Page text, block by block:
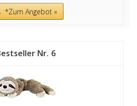
*Zum Angebot »
6